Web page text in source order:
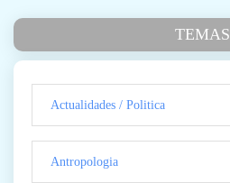
TEMAS
Actualidades / Politica
Antropologia